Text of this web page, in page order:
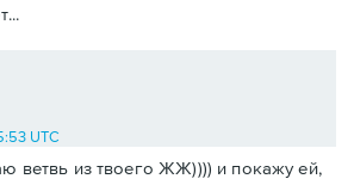
UTC
ветвь из твоего ЖЖ)))) и покажу ей,